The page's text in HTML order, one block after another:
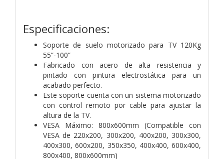
Especificaciones:
Soporte de suelo motorizado para TV 120Kg
55”-100”
Fabricado con acero de alta resistencia y
pintado con pintura electrostática para un
acabado perfecto.
Este soporte cuenta con un sistema motorizado
con control remoto por cable para ajustar la
altura de la TV.
VESA Máximo: 800x600mm (Compatible con
VESA de 220x200, 300x200, 400x200, 300x300,
400x300, 600x200, 350x350, 400x400, 600x400,
800x400, 800x600mm)